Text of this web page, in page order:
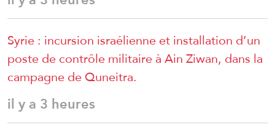
Syrie : incursion israélienne et installation d’un
poste de contrôle militaire à Ain Ziwan, dans la
campagne de Quneitra.
il y a 3 heures